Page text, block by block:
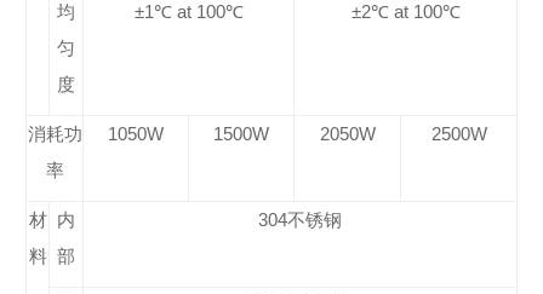
均
匀
度
±1℃ at 100℃ ±2℃ at 100℃
消耗功
率
1050W 1500W 2050W 2500W
材
料
内
部
304不锈钢